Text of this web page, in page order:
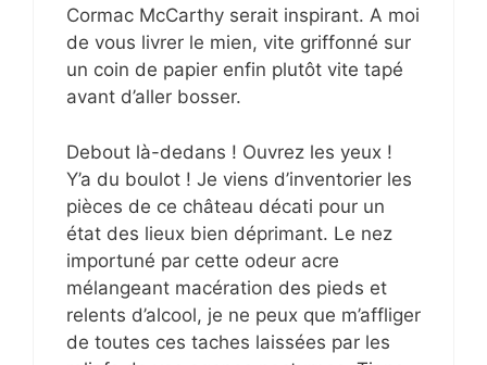
Cormac McCarthy serait inspirant. A moi
de vous livrer le mien, vite griffonné sur
un coin de papier enfin plutôt vite tapé
avant d’aller bosser.
Debout là-dedans ! Ouvrez les yeux !
Y’a du boulot ! Je viens d’inventorier les
pièces de ce château décati pour un
état des lieux bien déprimant. Le nez
importuné par cette odeur acre
mélangeant macération des pieds et
relents d’alcool, je ne peux que m’affliger
de toutes ces taches laissées par les